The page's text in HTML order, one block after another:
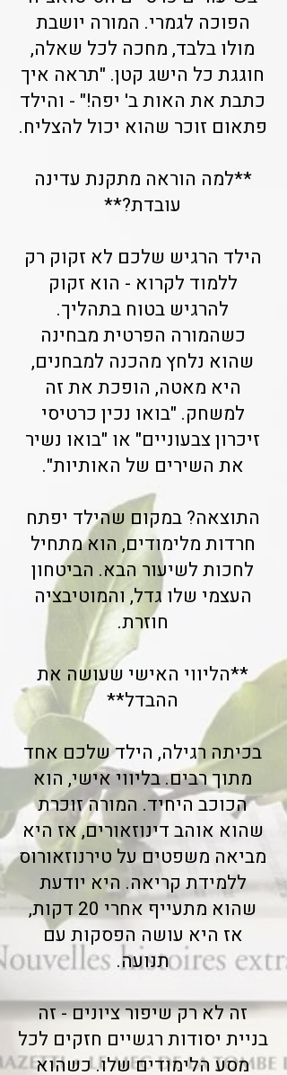
הפוכה לגמרי. המורה יושבת
מולו בלבד, מחכה לכל שאלה,
חוגגת כל הישג קטן. "תראה איך
כתבת את האות ב' יפה!" - והילד
פתאום זוכר שהוא יכול להצליח.
**למה הוראה מתקנת עדינה
עובדת?**
הילד הרגיש שלכם לא זקוק רק
ללמוד לקרוא - הוא זקוק
להרגיש בטוח בתהליך.
כשהמורה הפרטית מבחינה
שהוא נלחץ מהכנה למבחנים,
היא מאטה, הופכת את זה
למשחק. "בואו נכין כרטיסי
זיכרון צבעוניים" או "בואו נשיר
את השירים של האותיות".
התוצאה? במקום שהילד יפתח
חרדות מלימודים, הוא מתחיל
לחכות לשיעור הבא. הביטחון
העצמי שלו גדל, והמוטיבציה
חוזרת.
**הליווי האישי שעושה את
ההבדל**
בכיתה רגילה, הילד שלכם אחד
מתוך רבים. בליווי אישי, הוא
הכוכב היחיד. המורה זוכרת
שהוא אוהב דינוזאורים, אז היא
מביאה משפטים על טירנוזאורוס
ללמידת קריאה. היא יודעת
שהוא מתעייף אחרי 20 דקות,
אז היא עושה הפסקות עם
תנועה.
זה לא רק שיפור ציונים - זה
בניית יסודות רגשיים חזקים לכל
מסע הלימודים שלו. כשהוא